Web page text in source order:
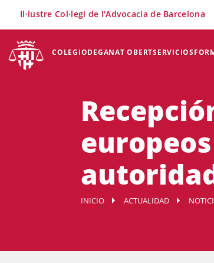
COLEGIODEGANAT OBERTSERVICIOS
Il·lustre Col·legi de l'Advocacia de Barcelona
INICIO ACTUALIDAD